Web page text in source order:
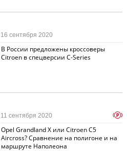
В России предложены кроссоверы
Citroen в спецверсии C-Series
16 сентября 2020
Opel Grandland X или Citroen C5
Aircross? Сравнение на полигоне и на
маршруте Наполеона
11 сентября 2020 p